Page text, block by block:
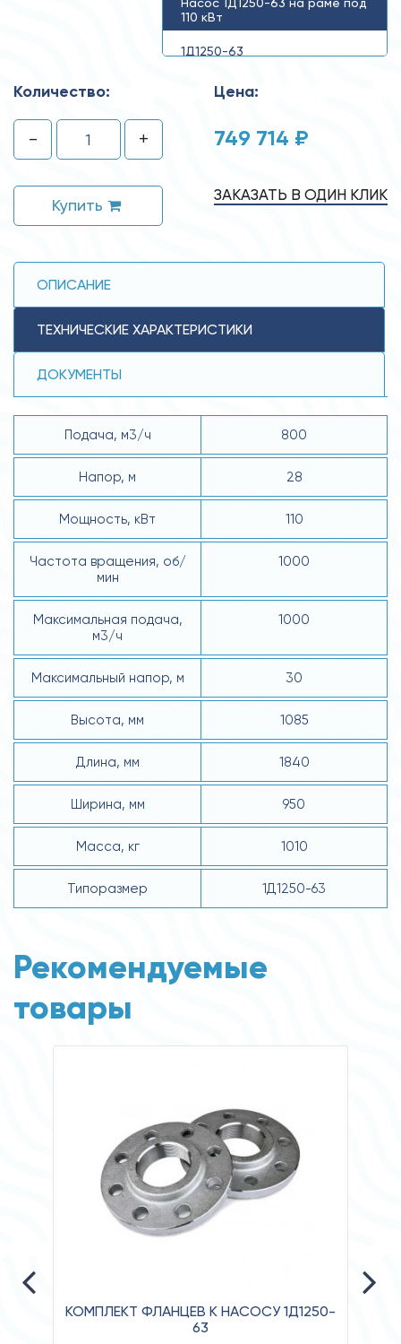
110 кВт
1Д1250-63
Количество:
- +
Купить
Цена:
749 714 ₽
ЗАКАЗАТЬ В ОДИН КЛИК
ОПИСАНИЕ
ТЕХНИЧЕСКИЕ ХАРАКТЕРИСТИКИ
ДОКУМЕНТЫ
Подача, м3/ч 800
Напор, м 28
Мощность, кВт 110
Частота вращения, об/
мин
1000
Максимальная подача,
м3/ч
1000
Максимальный напор, м 30
Высота, мм 1085
Длина, мм 1840
Ширина, мм 950
Масса, кг 1010
Типоразмер 1Д1250-63
Рекомендуемые
товары
КОМПЛЕКТ ФЛАНЦЕВ К НАСОСУ 1Д1250-
63